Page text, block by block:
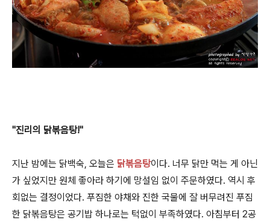
"진리의 닭볶음탕!"
지난 밤에는 닭백숙, 오늘은 닭볶음탕이다. 너무 닭만 먹는 게 아닌
가 싶었지만 원체 좋아라 하기에 망설임 없이 주문하였다. 역시 후
회없는 결정이었다. 푸짐한 야채와 진한 국물에 잘 버무려진 푸짐
한 닭볶음탕은 공기밥 하나로는 턱없이 부족하였다. 아침부터 2공